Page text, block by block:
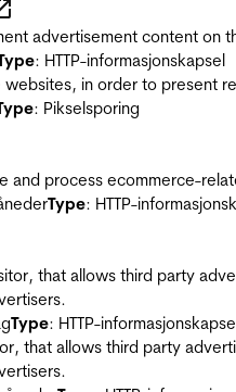
advertisement content
: HTTP-informasjonskapsel
websites, in order to present
: Pikselsporing
and process ecommerce-
Type: HTTP-
that allows third party
Type: HTTP-
that allows third party